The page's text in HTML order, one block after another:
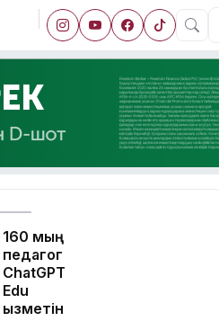
160 мың
педагог
ChatGPT
Edu
қызметін